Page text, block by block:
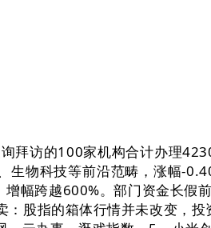
访的100家机构合计办理
物科技等前沿范畴，涨幅-
幅跨越600%。部门资金长
股指的箱体行情并未改变，